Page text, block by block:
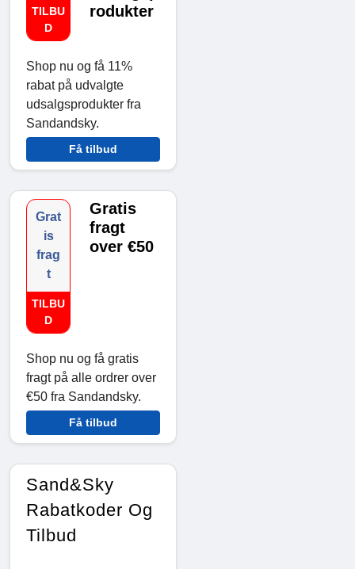
TILBU
D
rodukter
Shop nu og få 11%
rabat på udvalgte
udsalgsprodukter fra
Sandandsky.
Få tilbud
Grat
is
frag
t
TILBU
D
Gratis
fragt
over €50
Shop nu og få gratis
fragt på alle ordrer over
€50 fra Sandandsky.
Få tilbud
Sand&Sky
Rabatkoder Og
Tilbud